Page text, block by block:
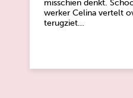
misschien denkt.
werker Celina vertelt
terugziet…